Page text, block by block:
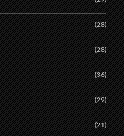
(28)
(28)
(36)
(29)
(21)